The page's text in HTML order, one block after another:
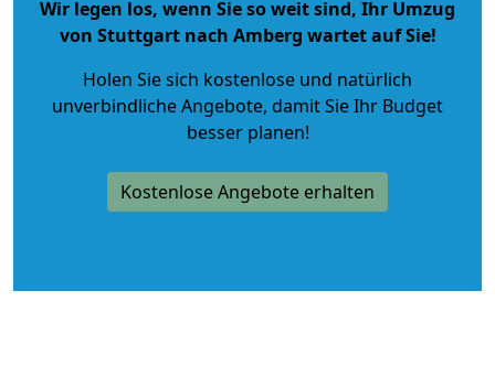
Wir legen los, wenn Sie so weit sind, Ihr Umzug
von Stuttgart nach Amberg wartet auf Sie!
Holen Sie sich kostenlose und natürlich
unverbindliche Angebote, damit Sie Ihr Budget
besser planen!
Kostenlose Angebote erhalten